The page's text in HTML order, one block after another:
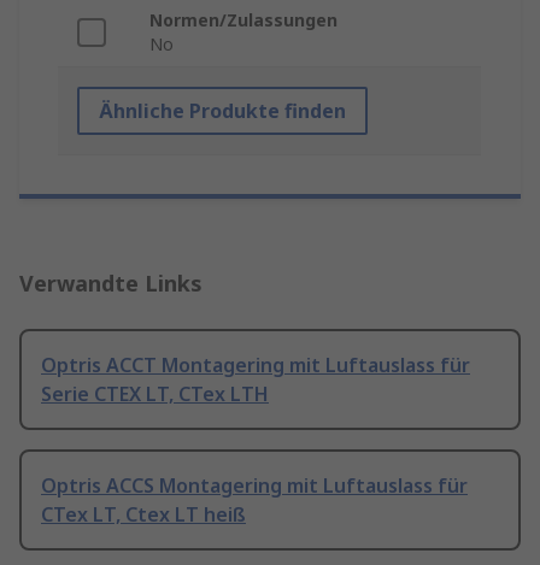
Normen/Zulassungen
No
Ähnliche Produkte finden
Verwandte Links
Optris ACCT Montagering mit Luftauslass für
Serie CTEX LT, CTex LTH
Optris ACCS Montagering mit Luftauslass für
CTex LT, Ctex LT heiß